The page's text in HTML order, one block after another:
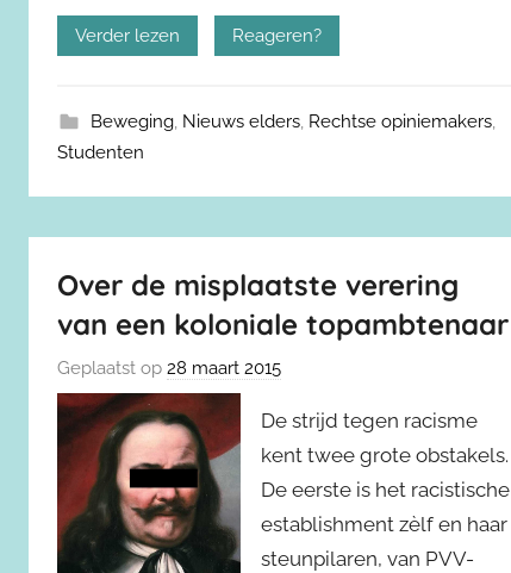
Verder lezen Reageren?
Beweging, Nieuws elders, Rechtse opiniemakers,
Studenten
Over de misplaatste verering
van een koloniale topambtenaar
Geplaatst op 28 maart 2015
De strijd tegen racisme
kent twee grote obstakels.
De eerste is het racistische
establishment zèlf en haar
steunpilaren, van PVV-